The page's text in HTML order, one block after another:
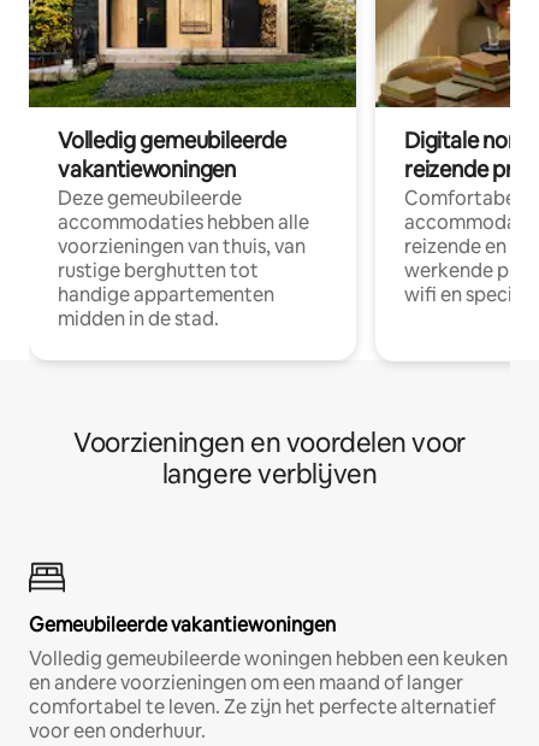
Volledig gemeubileerde
vakantiewoningen
Deze gemeubileerde
accommodaties hebben alle
voorzieningen van thuis, van
rustige berghutten tot
handige appartementen
midden in de stad.
Digitale
reizende
Comfortabele
reizende en
werkende
wifi en
Voorzieningen en voordelen voor
langere verblijven
Gemeubileerde vakantiewoningen
Volledig gemeubileerde woningen hebben een keuken
en andere voorzieningen om een maand of langer
comfortabel te leven. Ze zijn het perfecte alternatief
voor een onderhuur.